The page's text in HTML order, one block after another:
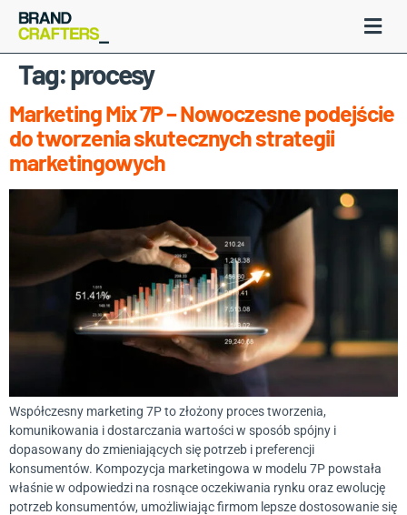
Tag:procesy
Marketing Mix 7P – Nowoczesne podejście
do tworzenia skutecznych strategii
marketingowych
Współczesny marketing 7P to złożony proces tworzenia,
komunikowania i dostarczania wartości w sposób spójny i
dopasowany do zmieniających się potrzeb i preferencji
konsumentów. Kompozycja marketingowa w modelu 7P powstała
właśnie w odpowiedzi na rosnące oczekiwania rynku oraz ewolucję
potrzeb konsumentów, umożliwiając firmom lepsze dostosowanie się